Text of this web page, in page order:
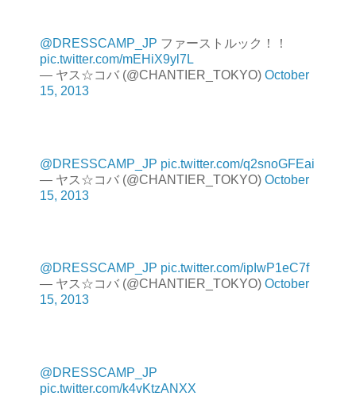
@DRESSCAMP_JP ファーストルック！！
pic.twitter.com/mEHiX9yl7L
— ヤス☆コバ (@CHANTIER_TOKYO) October
15, 2013
@DRESSCAMP_JP pic.twitter.com/q2snoGFEai
— ヤス☆コバ (@CHANTIER_TOKYO) October
15, 2013
@DRESSCAMP_JP pic.twitter.com/ipIwP1eC7f
— ヤス☆コバ (@CHANTIER_TOKYO) October
15, 2013
@DRESSCAMP_JP
pic.twitter.com/k4vKtzANXX